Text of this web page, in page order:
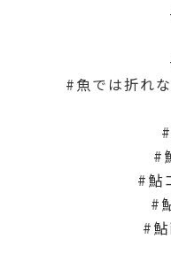
魚では折れ
鮎